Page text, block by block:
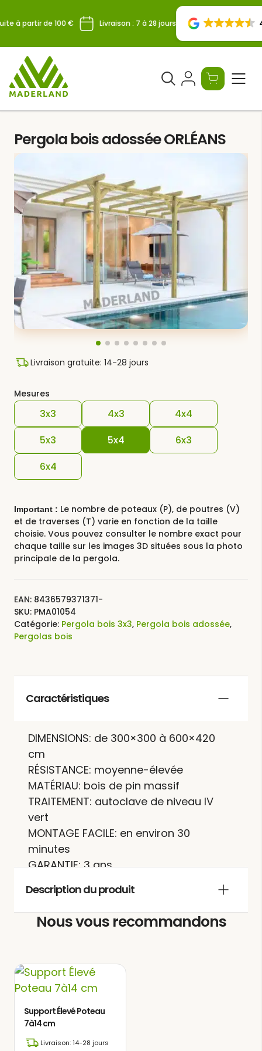
toà partir de 100 € Livraison : 7 à 28 jours
Ouvrir
formulaire
recherche
Pergola bois adossée ORLÉANS
Livraison gratuite: 14-28 jours
Mesures
3x3 4x3
4x4
5x3
5x4
6x3
6x4
Important : Le nombre de poteaux (P), de poutres (V)
et de traverses (T) varie en fonction de la taille
choisie. Vous pouvez consulter le nombre exact pour
chaque taille sur les images 3D situées sous la photo
principale de la pergola.
EAN: 8436579371371-
SKU: PMA01054
Catégorie: Pergola bois 3x3, Pergola bois adossée,
Pergolas bois
Caractéristiques
DIMENSIONS: de 300×300 à 600×420
cm
RÉSISTANCE: moyenne-élevée
MATÉRIAU: bois de pin massif
TRAITEMENT: autoclave de niveau IV
vert
MONTAGE FACILE: en environ 30
minutes
GARANTIE: 3 ans
Description du produit
La pergola bois adossée ORLÉANSoffre
distinctive et exclusive à votre jardin,
créant un espace dédié pour vivre et
profiter. Vous pourrez y partager des
repas chaleureux avec la famille et les
amis, pleins de joie, ainsi que des
moments de détente et de confort,
Nous vous recommandons
Support Élevé Poteau
7à14 cm
Livraison: 14-28 jours